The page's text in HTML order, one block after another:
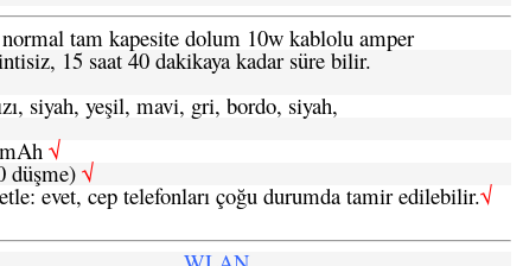
tam kapesite dolum 10w kablolu amper
15 saat 40 dakikaya kadar süre bilir.
siyah, yeşil, mavi, gri, bordo, siyah,
√
düşme) √
evet, cep telefonları çoğu durumda tamir edilebilir.√